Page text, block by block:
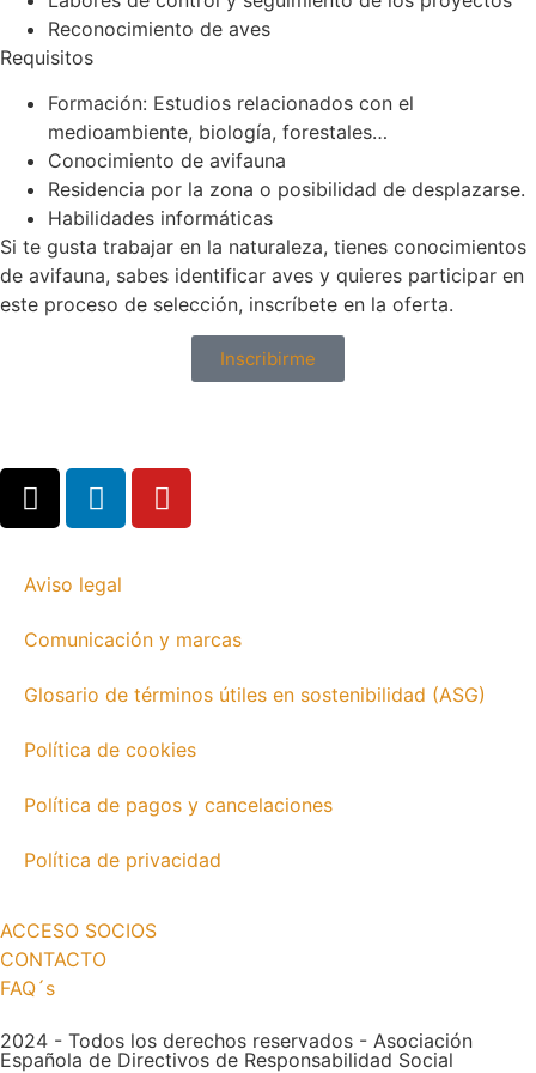
Reconocimiento de aves
Requisitos
Formación: Estudios relacionados con el
medioambiente, biología, forestales…
Conocimiento de avifauna
Residencia por la zona o posibilidad de desplazarse.
Habilidades informáticas
Si te gusta trabajar en la naturaleza, tienes conocimientos
de avifauna, sabes identificar aves y quieres participar en
este proceso de selección, inscríbete en la oferta.
Inscribirme
Aviso legal
Comunicación y marcas
Glosario de términos útiles en sostenibilidad (ASG)
Política de cookies
Política de pagos y cancelaciones
Política de privacidad
ACCESO SOCIOS
CONTACTO
FAQ´s
2024 - Todos los derechos reservados - Asociación
Española de Directivos de Responsabilidad Social